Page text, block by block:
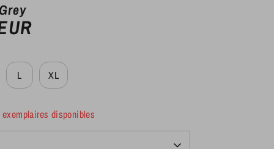
L XL
disponibles